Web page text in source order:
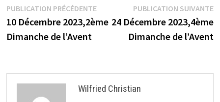
Navigation
de
PUBLICATION PRÉCÉDENTEPublication
précédente :
10 Décembre 2023,2ème
Dimanche de l’Avent
PUBLICATION SUIVANTE
24 Décembre 2023,4ème
Dimanche de l’Avent
Wilfried Christian